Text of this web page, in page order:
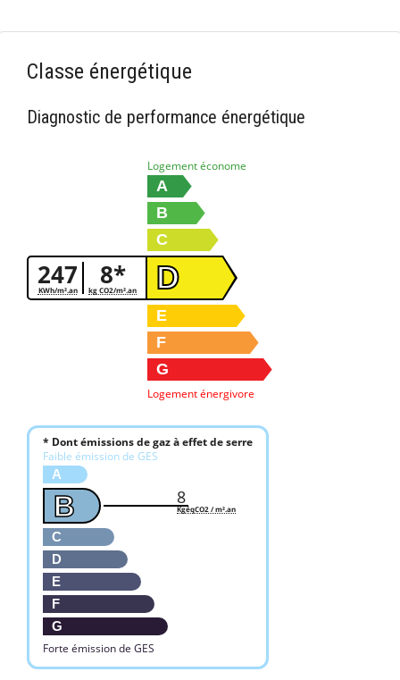
Classe énergétique
Diagnostic de performance énergétique
247
KWh/m².an 8*
kg CO2/m².an
Logement économe
A
B
C
D
E
F
G
Logement énergivore
* Dont émissions de gaz à effet de serre
Faible émission de GES
A
B
C
D
E
F
G
Forte émission de GES
8
KgéqCO2 / m².an